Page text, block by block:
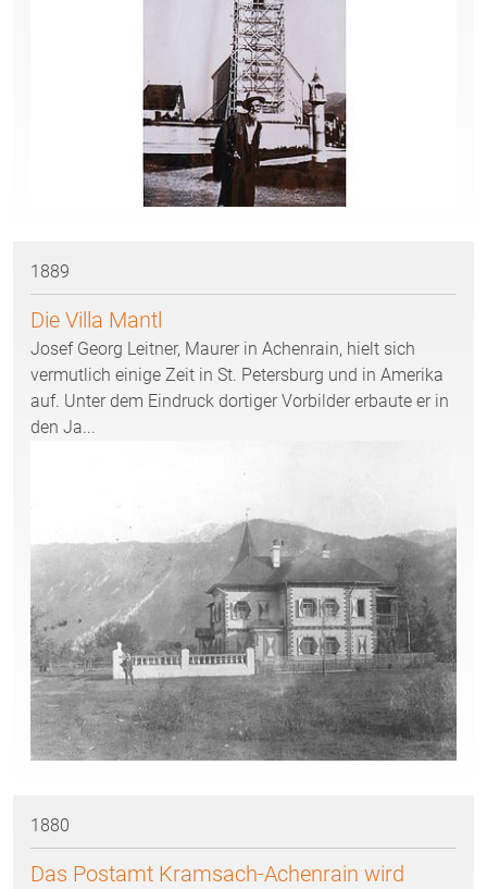
1889
Die Villa Mantl
Josef Georg Leitner, Maurer in Achenrain, hielt sich
vermutlich einige Zeit in St. Petersburg und in Amerika
auf. Unter dem Eindruck dortiger Vorbilder erbaute er in
den Ja...
1880
Das Postamt Kramsach-Achenrain wird